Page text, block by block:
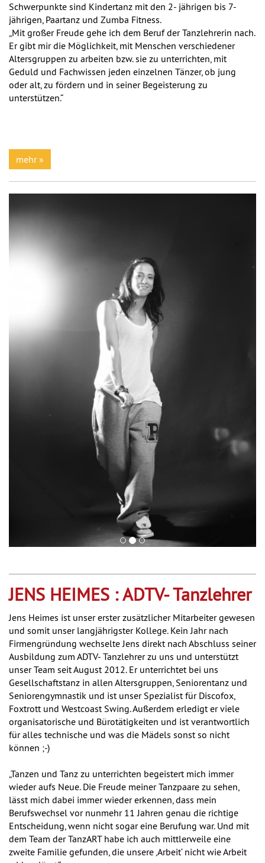
Schwerpunkte sind Kindertanz mit den 2- jährigen bis 7-
jährigen, Paartanz und Zumba Fitness.
„Mit großer Freude gehe ich dem Beruf der Tanzlehrerin nach.
Er gibt mir die Möglichkeit, mit Menschen verschiedener
Altersgruppen zu arbeiten bzw. sie zu unterrichten, mit
Geduld und Fachwissen jeden einzelnen Tänzer, ob jung
oder alt, zu fördern und in seiner Begeisterung zu
unterstützen.“
mehr »
JENS HEIMES : ADTV- Tanzlehrer
Jens Heimes ist unser erster zusätzlicher Mitarbeiter gewesen
und somit unser langjährigster Kollege. Kein Jahr nach
Firmengründung wechselte Jens direkt nach Abschluss seiner
Ausbildung zum ADTV- Tanzlehrer zu uns und unterstützt
unser Team seit August 2012. Er unterrichtet bei uns
Gesellschaftstanz in allen Altersgruppen, Seniorentanz und
Seniorengymnastik und ist unser Spezialist für Discofox,
Foxtrott und Westcoast Swing. Außerdem erledigt er viele
organisatorische und Bürotätigkeiten und ist verantwortlich
für alles technische und was die Mädels sonst so nicht
können ;-)
„Tanzen und Tanz zu unterrichten begeistert mich immer
wieder aufs Neue. Die Freude meiner Tanzpaare zu sehen,
lässt mich dabei immer wieder erkennen, dass mein
Berufswechsel vor nunmehr 11 Jahren genau die richtige
Entscheidung, wenn nicht sogar eine Berufung war. Und mit
dem Team der TanzART habe ich auch mittlerweile eine
zweite Familie gefunden, die unsere ‚Arbeit‘ nicht wie Arbeit